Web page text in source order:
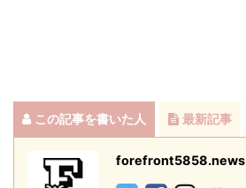
この記事を書いた人 最新記事
forefront5858.news